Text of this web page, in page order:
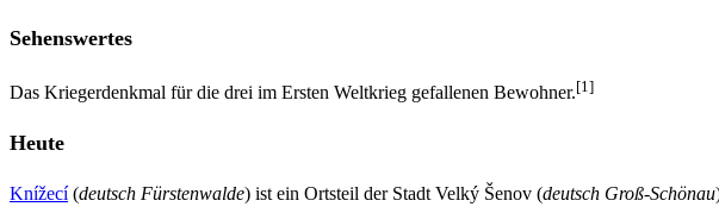
Sehenswertes
Das Kriegerdenkmal für die drei im Ersten Weltkrieg gefallenen Bewohner.[1]
Heute
Knížecí(deutsch Fürstenwalde) ist ein Ortsteil der Stadt Velký Šenov (deutsch Groß-Schönau